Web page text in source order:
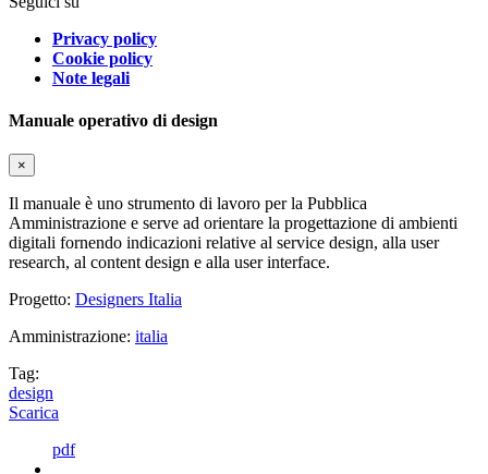
Privacy policy
Cookie policy
Note legali
Manuale operativo di design
×
Il manuale è uno strumento di lavoro per la Pubblica
Amministrazione e serve ad orientare la progettazione di ambienti
digitali fornendo indicazioni relative al service design, alla user
research, al content design e alla user interface.
Progetto: Designers Italia
Amministrazione: italia
Tag:
design
Scarica
pdf